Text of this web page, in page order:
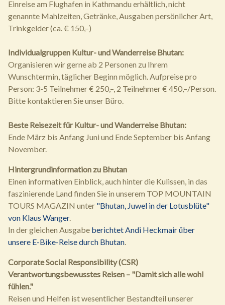
Einreise am Flughafen in Kathmandu erhältlich, nicht
genannte Mahlzeiten, Getränke, Ausgaben persönlicher Art,
Trinkgelder (ca. € 150,–)
Individualgruppen Kultur- und Wanderreise Bhutan:
Organisieren wir gerne ab 2 Personen zu Ihrem
Wunschtermin, täglicher Beginn möglich. Aufpreise pro
Person: 3-5 Teilnehmer € 250,–, 2 Teilnehmer € 450,–/Person.
Bitte kontaktieren Sie unser Büro.
Beste Reisezeit für Kultur- und Wanderreise Bhutan:
Ende März bis Anfang Juni und Ende September bis Anfang
November.
Hintergrundinformation zu Bhutan
Einen informativen Einblick, auch hinter die Kulissen, in das
faszinierende Land finden Sie in unserem TOP MOUNTAIN
TOURS MAGAZIN unter "Bhutan, Juwel in der Lotusblüte"
von Klaus Wanger.
In der gleichen Ausgabe berichtet Andi Heckmair über
unsere E-Bike-Reise durch Bhutan.
Corporate Social Responsibility (CSR)
Verantwortungsbewusstes Reisen – "Damit sich alle wohl
fühlen."
Reisen und Helfen ist wesentlicher Bestandteil unserer